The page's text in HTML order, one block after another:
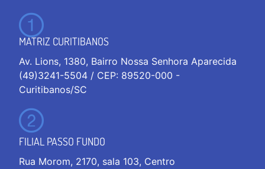
MATRIZ CURITIBANOS
Av. Lions, 1380, Bairro Nossa Senhora Aparecida
(49)3241-5504 / CEP: 89520-000 -
Curitibanos/SC
FILIAL PASSO FUNDO
Rua Morom, 2170, sala 103, Centro